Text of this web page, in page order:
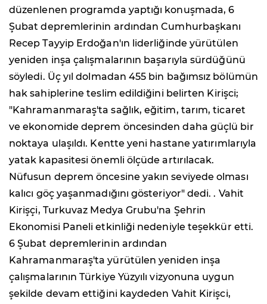
düzenlenen programda yaptığı konuşmada, 6
Şubat depremlerinin ardından Cumhurbaşkanı
Recep Tayyip Erdoğan'ın liderliğinde yürütülen
yeniden inşa çalışmalarının başarıyla sürdüğünü
söyledi. Üç yıl dolmadan 455 bin bağımsız bölümün
hak sahiplerine teslim edildiğini belirten Kirişci;
"Kahramanmaraş'ta sağlık, eğitim, tarım, ticaret
ve ekonomide deprem öncesinden daha güçlü bir
noktaya ulaşıldı. Kentte yeni hastane yatırımlarıyla
yatak kapasitesi önemli ölçüde artırılacak.
Nüfusun deprem öncesine yakın seviyede olması
kalıcı göç yaşanmadığını gösteriyor" dedi. . Vahit
Kirişçi, Turkuvaz Medya Grubu'na Şehrin
Ekonomisi Paneli etkinliği nedeniyle teşekkür etti.
6 Şubat depremlerinin ardından
Kahramanmaraş'ta yürütülen yeniden inşa
çalışmalarının Türkiye Yüzyılı vizyonuna uygun
şekilde devam ettiğini kaydeden Vahit Kirişci,